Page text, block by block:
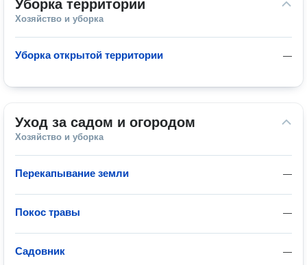
Уборка территории
Хозяйство и уборка
—
Уборка открытой территории
Уход за садом и огородом
Хозяйство и уборка
—
Перекапывание земли
—
Покос травы
—
Садовник